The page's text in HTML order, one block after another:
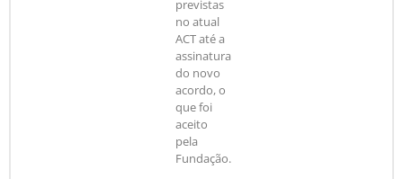
previstas
no atual
ACT até a
assinatura
do novo
acordo, o
que foi
aceito
pela
Fundação.